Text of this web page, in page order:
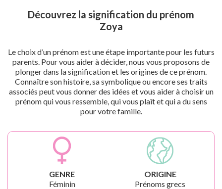
Découvrez la signification du prénom
Zoya
Le choix d’un prénom est une étape importante pour les futurs
parents. Pour vous aider à décider, nous vous proposons de
plonger dans la signification et les origines de ce prénom.
Connaître son histoire, sa symbolique ou encore ses traits
associés peut vous donner des idées et vous aider à choisir un
prénom qui vous ressemble, qui vous plaît et qui a du sens
pour votre famille.
GENRE
Féminin
ORIGINE
Prénoms grecs